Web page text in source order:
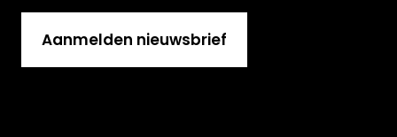
Aanmelden nieuwsbrief